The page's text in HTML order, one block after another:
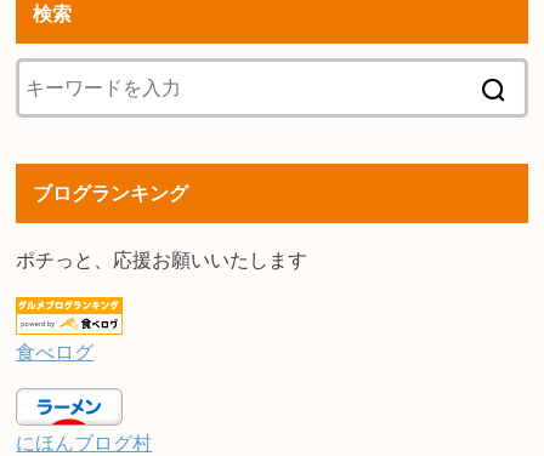
検索
ブログランキング
ポチっと、応援お願いいたします
食べログ
にほんブログ村